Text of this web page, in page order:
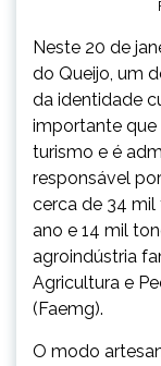
Neste 20 de
do Queijo, um
da identidade
importante que
turismo e é
responsável
cerca de 34
ano e 14 mil
agroindústria
Agricultura e
(Faemg).
O modo